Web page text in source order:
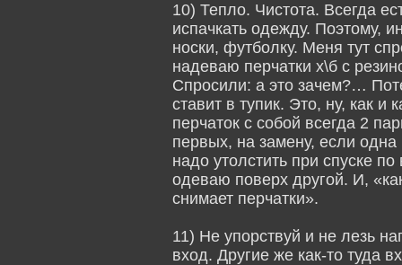
10) Тепло. Чистота. Всегда
испачкать одежду. Поэтому,
носки, футболку. Меня тут
надеваю перчатки х\б с
Спросили: а это зачем?…
ставит в тупик. Это, ну, как и
перчаток с собой всегда 2
первых, на замену, если одна
надо утолстить при спуске
одеваю поверх другой. И,
снимает перчатки».
11) Не упорствуй и не лезь
вход. Другие же как-то туда